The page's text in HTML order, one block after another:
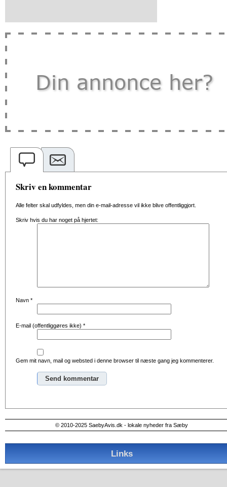
Skriv en kommentar
Alle felter skal udfyldes, men din e-mail-adresse vil ikke blive offentliggjort.
Skriv hvis du har noget på hjertet:
Navn *
E-mail (offentliggøres ikke) *
Gem mit navn, mail og websted i denne browser til næste gang jeg kommenterer.
© 2010-2025 SaebyAvis.dk - lokale nyheder fra Sæby
Links